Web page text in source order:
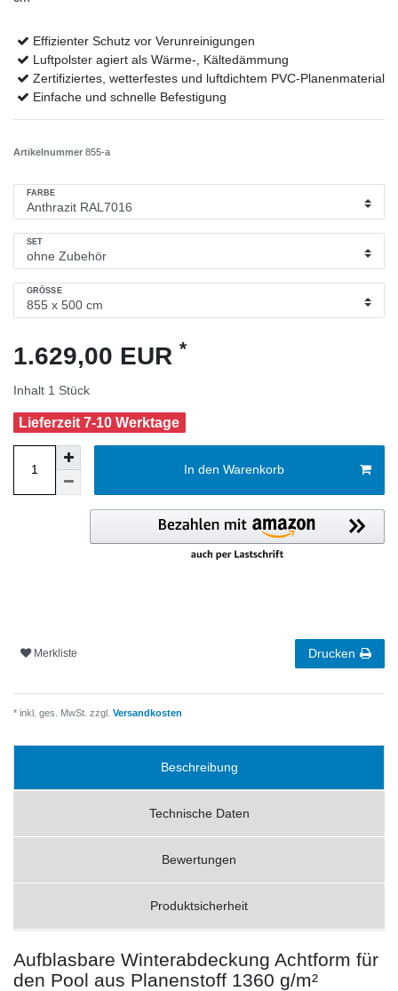
Effizienter Schutz vor Verunreinigungen
Luftpolster agiert als Wärme-, Kältedämmung
Zertifiziertes, wetterfestes und luftdichtem PVC-Planenmaterial
Einfache und schnelle Befestigung
Artikelnummer 855-a
FARBE
SET
GRÖSSE
1.629,00 EUR *
Inhalt 1 Stück
Lieferzeit 7-10 Werktage
In den Warenkorb
Merkliste Drucken
* inkl. ges. MwSt. zzgl. Versandkosten
Beschreibung
Technische Daten
Bewertungen
Produktsicherheit
Aufblasbare Winterabdeckung Achtform für
den Pool aus Planenstoff 1360 g/m²